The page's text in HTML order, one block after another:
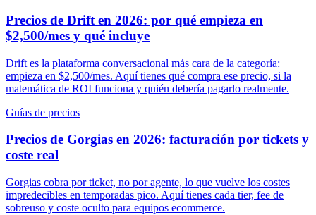
Precios de Drift en 2026: por qué empieza en
$2,500/mes y qué incluye
Drift es la plataforma conversacional más cara de la categoría:
empieza en $2,500/mes. Aquí tienes qué compra ese precio, si la
matemática de ROI funciona y quién debería pagarlo realmente.
Guías de precios
Precios de Gorgias en 2026: facturación por tickets y
coste real
Gorgias cobra por ticket, no por agente, lo que vuelve los costes
impredecibles en temporadas pico. Aquí tienes cada tier, fee de
sobreuso y coste oculto para equipos ecommerce.